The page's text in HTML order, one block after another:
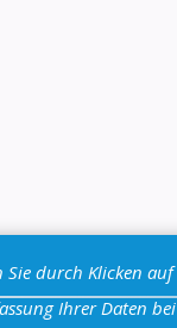
Sie durch Klicken auf
Ihrer Daten bei